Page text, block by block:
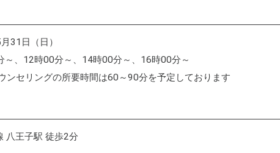
31日（日）
～、12時00分～、14時00分～、16時00分～
ンセリングの所要時間は60～90分を予定しております
八王子駅 徒歩2分